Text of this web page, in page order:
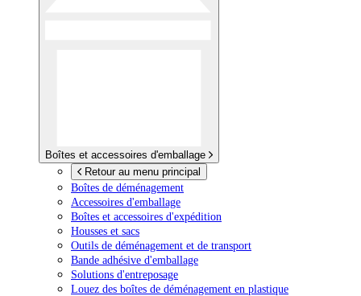
Boîtes et accessoires d'emballage
Retour au menu principal
Boîtes de déménagement
Accessoires d'emballage
Boîtes et accessoires d'expédition
Housses et sacs
Outils de déménagement et de transport
Bande adhésive d'emballage
Solutions d'entreposage
Louez des boîtes de déménagement en plastique